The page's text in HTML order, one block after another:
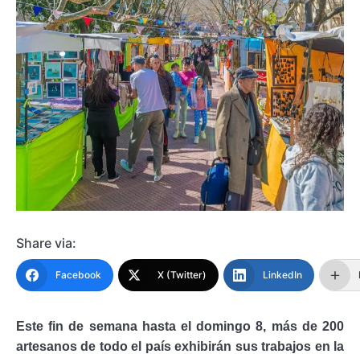
Share via:
Facebook X (Twitter) LinkedIn
Este fin de semana hasta el domingo 8, más de 200
artesanos de todo el país exhibirán sus trabajos en la